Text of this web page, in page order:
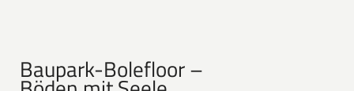
Baupark-Bolefloor –